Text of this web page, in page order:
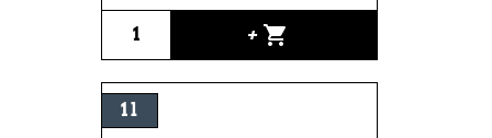
+ shopping_cart
1 l